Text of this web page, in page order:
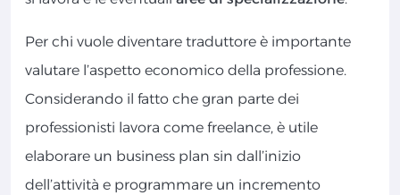
Per chi vuole diventare traduttore è importante
valutare l’aspetto economico della professione.
Considerando il fatto che gran parte dei
professionisti lavora come freelance, è utile
elaborare un business plan sin dall’inizio
dell’attività e programmare un incremento